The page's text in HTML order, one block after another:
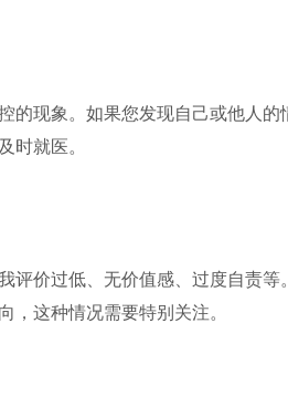
的现象。如果您发现自己或他人
时就医。
价过低、无价值感、过度自责
，这种情况需要特别关注。